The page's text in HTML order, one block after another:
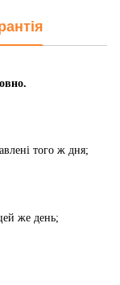
того ж дня;
же день;